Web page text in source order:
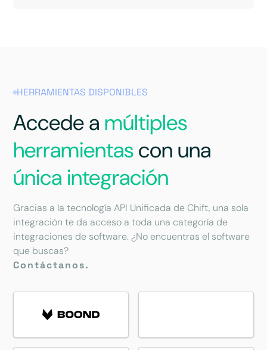
HERRAMIENTAS DISPONIBLES
Accede a múltiples
herramientascon una
única integración
Gracias a la tecnología API Unificada de Chift, una sola
integración te da acceso a toda una categoría de
integraciones de software. ¿No encuentras el software
que buscas?
Contáctanos.